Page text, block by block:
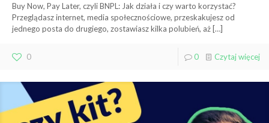
Buy Now, Pay Later, czyli BNPL: Jak działa i czy warto korzystać?
Przeglądasz internet, media społecznościowe, przeskakujesz od
jednego posta do drugiego, zostawiasz kilka polubień, aż […]
0 0 Czytaj więcej